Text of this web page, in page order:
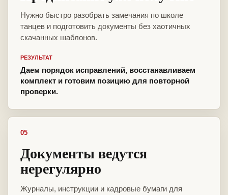
Нужно быстро разобрать замечания по школе
танцев и подготовить документы без хаотичных
скачанных шаблонов.
РЕЗУЛЬТАТ
Даем порядок исправлений, восстанавливаем
комплект и готовим позицию для повторной
проверки.
05
Документы ведутся
нерегулярно
Журналы, инструкции и кадровые бумаги для